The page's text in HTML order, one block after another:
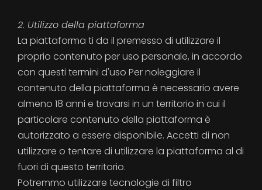
2. Utilizzo della piattaforma
La piattaforma ti da il premesso di utilizzare il
proprio contenuto per uso personale, in accordo
con questi termini d'uso Per noleggiare il
contenuto della piattaforma è necessario avere
almeno 18 anni e trovarsi in un territorio in cui il
particolare contenuto della piattaforma è
autorizzato a essere disponibile. Accetti di non
utilizzare o tentare di utilizzare la piattaforma al di
fuori di questo territorio.
Potremmo utilizzare tecnologie di filtro